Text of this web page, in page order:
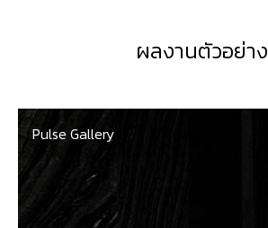
ผลงานตัวอย่าง
Pulse Gallery